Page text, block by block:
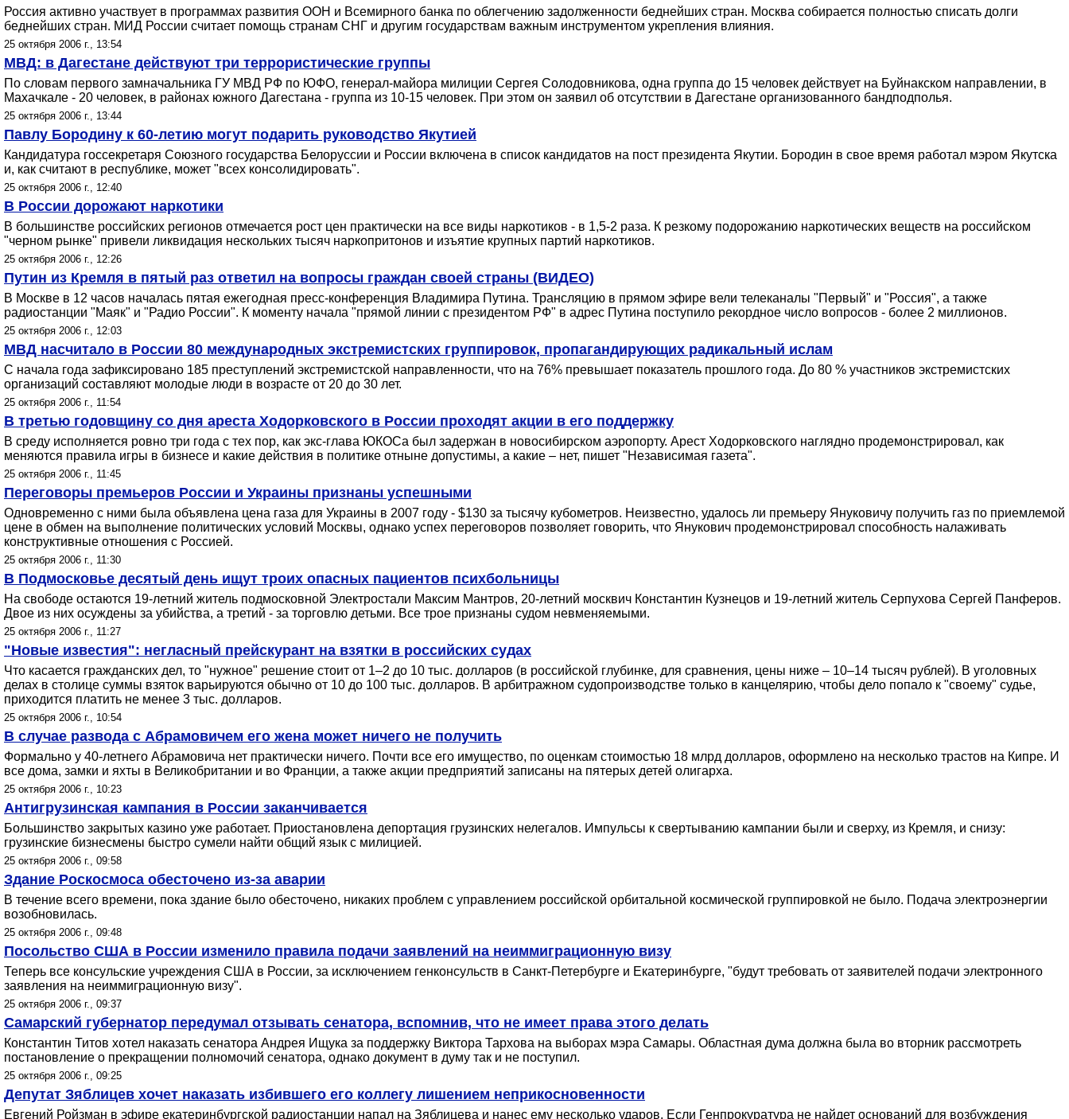
Россия активно участвует в программах развития ООН и Всемирного банка по облегчению задолженности беднейших стран. Москва собирается полностью списать долги
беднейших стран. МИД России считает помощь странам СНГ и другим государствам важным инструментом укрепления влияния.
25 октября 2006 г., 13:54
МВД: в Дагестане действуют три террористические группы
По словам первого замначальника ГУ МВД РФ по ЮФО, генерал-майора милиции Сергея Солодовникова, одна группа до 15 человек действует на Буйнакском направлении, в
Махачкале - 20 человек, в районах южного Дагестана - группа из 10-15 человек. При этом он заявил об отсутствии в Дагестане организованного бандподполья.
25 октября 2006 г., 13:44
Павлу Бородину к 60-летию могут подарить руководство Якутией
Кандидатура госсекретаря Союзного государства Белоруссии и России включена в список кандидатов на пост президента Якутии. Бородин в свое время работал мэром Якутска
и, как считают в республике, может "всех консолидировать".
25 октября 2006 г., 12:40
В России дорожают наркотики
В большинстве российских регионов отмечается рост цен практически на все виды наркотиков - в 1,5-2 раза. К резкому подорожанию наркотических веществ на российском
"черном рынке" привели ликвидация нескольких тысяч наркопритонов и изъятие крупных партий наркотиков.
25 октября 2006 г., 12:26
Путин из Кремля в пятый раз ответил на вопросы граждан своей страны (ВИДЕО)
В Москве в 12 часов началась пятая ежегодная пресс-конференция Владимира Путина. Трансляцию в прямом эфире вели телеканалы "Первый" и "Россия", а также
радиостанции "Маяк" и "Радио России". К моменту начала "прямой линии с президентом РФ" в адрес Путина поступило рекордное число вопросов - более 2 миллионов.
25 октября 2006 г., 12:03
МВД насчитало в России 80 международных экстремистских группировок, пропагандирующих радикальный ислам
С начала года зафиксировано 185 преступлений экстремистской направленности, что на 76% превышает показатель прошлого года. До 80 % участников экстремистских
организаций составляют молодые люди в возрасте от 20 до 30 лет.
25 октября 2006 г., 11:54
В третью годовщину со дня ареста Ходорковского в России проходят акции в его поддержку
В среду исполняется ровно три года с тех пор, как экс-глава ЮКОСа был задержан в новосибирском аэропорту. Арест Ходорковского наглядно продемонстрировал, как
меняются правила игры в бизнесе и какие действия в политике отныне допустимы, а какие – нет, пишет "Независимая газета".
25 октября 2006 г., 11:45
Переговоры премьеров России и Украины признаны успешными
Одновременно с ними была объявлена цена газа для Украины в 2007 году - $130 за тысячу кубометров. Неизвестно, удалось ли премьеру Януковичу получить газ по приемлемой
цене в обмен на выполнение политических условий Москвы, однако успех переговоров позволяет говорить, что Янукович продемонстрировал способность налаживать
конструктивные отношения с Россией.
25 октября 2006 г., 11:30
В Подмосковье десятый день ищут троих опасных пациентов психбольницы
На свободе остаются 19-летний житель подмосковной Электростали Максим Мантров, 20-летний москвич Константин Кузнецов и 19-летний житель Серпухова Сергей Панферов.
Двое из них осуждены за убийства, а третий - за торговлю детьми. Все трое признаны судом невменяемыми.
25 октября 2006 г., 11:27
"Новые известия": негласный прейскурант на взятки в российских судах
Что касается гражданских дел, то "нужное" решение стоит от 1–2 до 10 тыс. долларов (в российской глубинке, для сравнения, цены ниже – 10–14 тысяч рублей). В уголовных
делах в столице суммы взяток варьируются обычно от 10 до 100 тыс. долларов. В арбитражном судопроизводстве только в канцелярию, чтобы дело попало к "своему" судье,
приходится платить не менее 3 тыс. долларов.
25 октября 2006 г., 10:54
В случае развода с Абрамовичем его жена может ничего не получить
Формально у 40-летнего Абрамовича нет практически ничего. Почти все его имущество, по оценкам стоимостью 18 млрд долларов, оформлено на несколько трастов на Кипре. И
все дома, замки и яхты в Великобритании и во Франции, а также акции предприятий записаны на пятерых детей олигарха.
25 октября 2006 г., 10:23
Антигрузинская кампания в России заканчивается
Большинство закрытых казино уже работает. Приостановлена депортация грузинских нелегалов. Импульсы к свертыванию кампании были и сверху, из Кремля, и снизу:
грузинские бизнесмены быстро сумели найти общий язык с милицией.
25 октября 2006 г., 09:58
Здание Роскосмоса обесточено из-за аварии
В течение всего времени, пока здание было обесточено, никаких проблем с управлением российской орбитальной космической группировкой не было. Подача электроэнергии
возобновилась.
25 октября 2006 г., 09:48
Посольство США в России изменило правила подачи заявлений на неиммиграционную визу
Теперь все консульские учреждения США в России, за исключением генконсульств в Санкт-Петербурге и Екатеринбурге, "будут требовать от заявителей подачи электронного
заявления на неиммиграционную визу".
25 октября 2006 г., 09:37
Самарский губернатор передумал отзывать сенатора, вспомнив, что не имеет права этого делать
Константин Титов хотел наказать сенатора Андрея Ищука за поддержку Виктора Тархова на выборах мэра Самары. Областная дума должна была во вторник рассмотреть
постановление о прекращении полномочий сенатора, однако документ в думу так и не поступил.
25 октября 2006 г., 09:25
Депутат Зяблицев хочет наказать избившего его коллегу лишением неприкосновенности
Евгений Ройзман в эфире екатеринбургской радиостанции напал на Зяблицева и нанес ему несколько ударов. Если Генпрокуратура не найдет оснований для возбуждения